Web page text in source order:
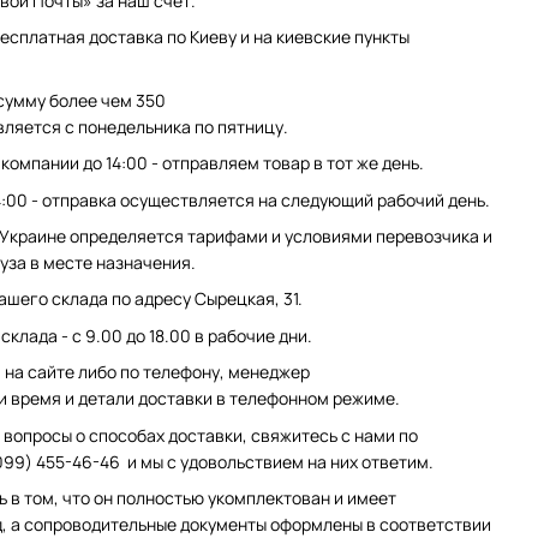
доставка по Киеву и на киевские пункты
более чем 350
с понедельника по пятницу.
до 14:00 - отправляем товар в тот же день.
- отправка осуществляется на следующий рабочий день.
определяется тарифами и условиями перевозчика и
в месте назначения.
склада по адресу Сырецкая, 31.
- с 9.00 до 18.00 в рабочие дни.
сайте либо по телефону, менеджер
время и детали доставки в телефонном режиме.
о способах доставки, свяжитесь с нами по
455-46-46 и мы с удовольствием на них ответим.
в том, что он полностью укомплектован и имеет
сопроводительные документы оформлены в соответствии